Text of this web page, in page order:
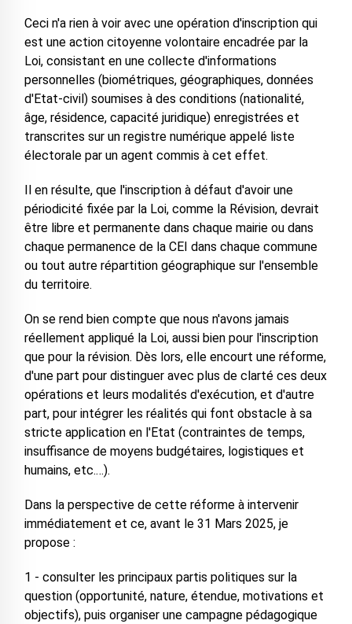
Ceci n'a rien à voir avec une opération d'inscription qui
est une action citoyenne volontaire encadrée par la
Loi, consistant en une collecte d'informations
personnelles (biométriques, géographiques, données
d'Etat-civil) soumises à des conditions (nationalité,
âge, résidence, capacité juridique) enregistrées et
transcrites sur un registre numérique appelé liste
électorale par un agent commis à cet effet.
Il en résulte, que l'inscription à défaut d'avoir une
périodicité fixée par la Loi, comme la Révision, devrait
être libre et permanente dans chaque mairie ou dans
chaque permanence de la CEI dans chaque commune
ou tout autre répartition géographique sur l'ensemble
du territoire.
On se rend bien compte que nous n'avons jamais
réellement appliqué la Loi, aussi bien pour l'inscription
que pour la révision. Dès lors, elle encourt une réforme,
d'une part pour distinguer avec plus de clarté ces deux
opérations et leurs modalités d'exécution, et d'autre
part, pour intégrer les réalités qui font obstacle à sa
stricte application en l'Etat (contraintes de temps,
insuffisance de moyens budgétaires, logistiques et
humains, etc.…).
Dans la perspective de cette réforme à intervenir
immédiatement et ce, avant le 31 Mars 2025, je
propose :
1 - consulter les principaux partis politiques sur la
question (opportunité, nature, étendue, motivations et
objectifs), puis organiser une campagne pédagogique